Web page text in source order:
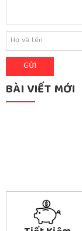
BÀI VIẾT MỚI